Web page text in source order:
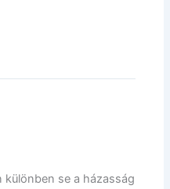
se a házasság